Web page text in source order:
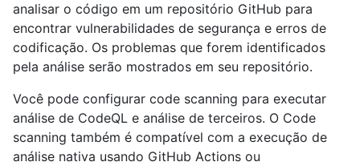
analisar o código em um repositório GitHub para
encontrar vulnerabilidades de segurança e erros de
codificação. Os problemas que forem identificados
pela análise serão mostrados em seu repositório.
Você pode configurar code scanning para executar
análise de CodeQL e análise de terceiros. O Code
scanning também é compatível com a execução de
análise nativa usando GitHub Actions ou